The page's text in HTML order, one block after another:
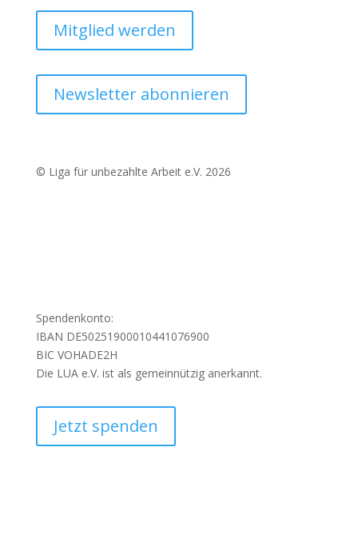
Mitglied werden
Newsletter abonnieren
© Liga für unbezahlte Arbeit e.V. 2026
Spendenkonto:
IBAN DE50251900010441076900
BIC VOHADE2H
Die LUA e.V. ist als gemeinnützig anerkannt.
Jetzt spenden